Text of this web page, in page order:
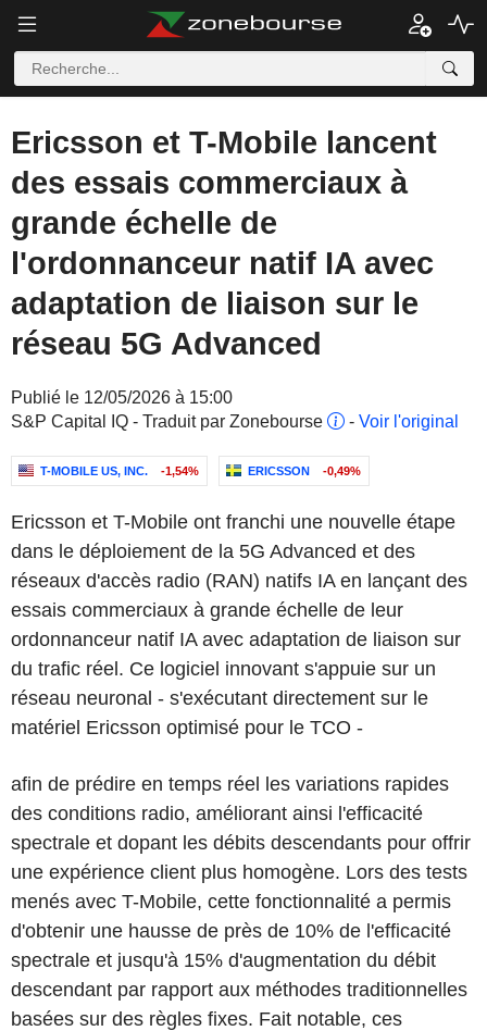
Ericsson et T-Mobile lancent
des essais commerciaux à
grande échelle de
l'ordonnanceur natif IA avec
adaptation de liaison sur le
réseau 5G Advanced
Publié le 12/05/2026 à 15:00
S&P Capital IQ - Traduit par Zonebourse
- Voir l'original
T-MOBILE US, INC. -1,54% ERICSSON -0,49%
Ericsson et T-Mobile ont franchi une nouvelle étape
dans le déploiement de la 5G Advanced et des
réseaux d'accès radio (RAN) natifs IA en lançant des
essais commerciaux à grande échelle de leur
ordonnanceur natif IA avec adaptation de liaison sur
du trafic réel. Ce logiciel innovant s'appuie sur un
réseau neuronal - s'exécutant directement sur le
matériel Ericsson optimisé pour le TCO -
afin de prédire en temps réel les variations rapides
des conditions radio, améliorant ainsi l'efficacité
spectrale et dopant les débits descendants pour offrir
une expérience client plus homogène. Lors des tests
menés avec T-Mobile, cette fonctionnalité a permis
d'obtenir une hausse de près de 10% de l'efficacité
spectrale et jusqu'à 15% d'augmentation du débit
descendant par rapport aux méthodes traditionnelles
basées sur des règles fixes. Fait notable, ces